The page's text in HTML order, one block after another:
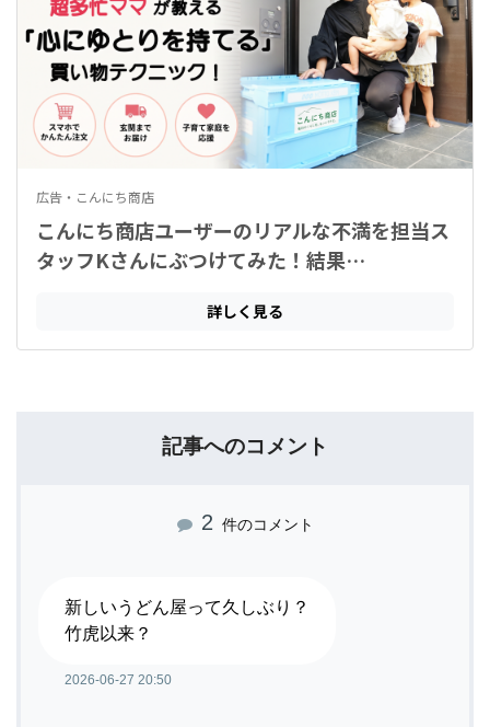
記事へのコメント
2 件のコメント
新しいうどん屋って久しぶり？
竹虎以来？
2026-06-27 20:50